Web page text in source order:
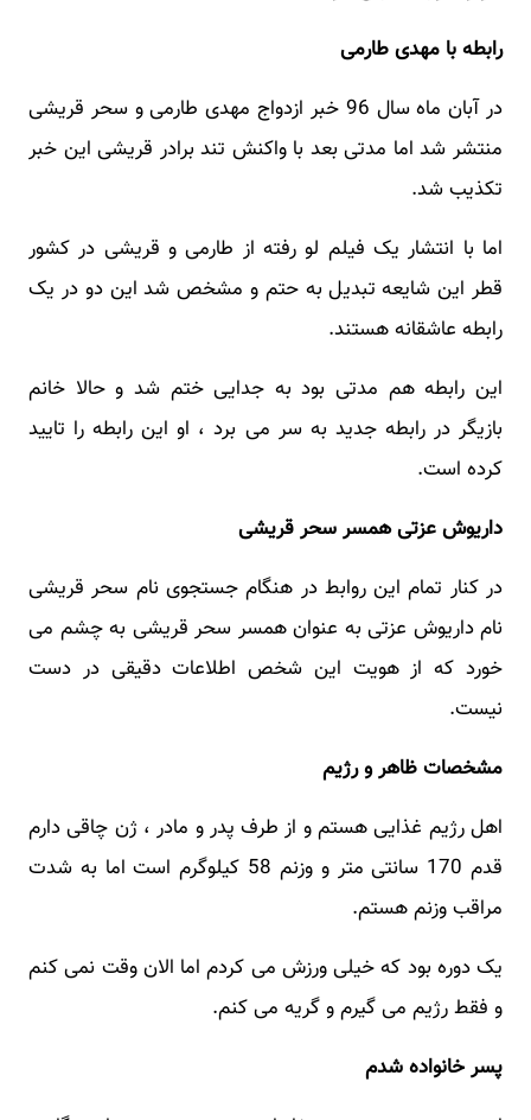
رابطه با مهدی طارمی
در آبان ماه سال 96 خبر ازدواج مهدی طارمی و سحر قریشی
منتشر شد اما مدتی بعد با واکنش تند برادر قریشی این خبر
تکذیب شد.
اما با انتشار یک فیلم لو رفته از طارمی و قریشی در کشور
قطر این شایعه تبدیل به حتم و مشخص شد این دو در یک
رابطه عاشقانه هستند.
این رابطه هم مدتی بود به جدایی ختم شد و حالا خانم
بازیگر در رابطه جدید به سر می برد ، او این رابطه را تایید
کرده است.
داریوش عزتی همسر سحر قریشی
در کنار تمام این روابط در هنگام جستجوی نام سحر قریشی
نام داریوش عزتی به عنوان همسر سحر قریشی به چشم می
خورد که از هویت این شخص اطلاعات دقیقی در دست
نیست.
مشخصات ظاهر و رژیم
اهل رژیم غذایی هستم و از طرف پدر و مادر ، ژن چاقی دارم
قدم 170 سانتی متر و وزنم 58 کیلوگرم است اما به شدت
مراقب وزنم هستم.
یک دوره بود که خیلی ورزش می کردم اما الان وقت نمی کنم
و فقط رژیم می گیرم و گریه می کنم.
پسر خانواده شدم